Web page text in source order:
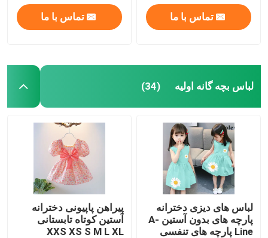
تماس با ما تماس با ما
لباس بچه گانه اولیه (34)
لباس های دیزی دخترانه
پارچه های بدون آستین A-
Line پارچه های تنفسی
پیراهن پاپیونی دخترانه
آستین کوتاه تابستانی
XXS XS S M L XL